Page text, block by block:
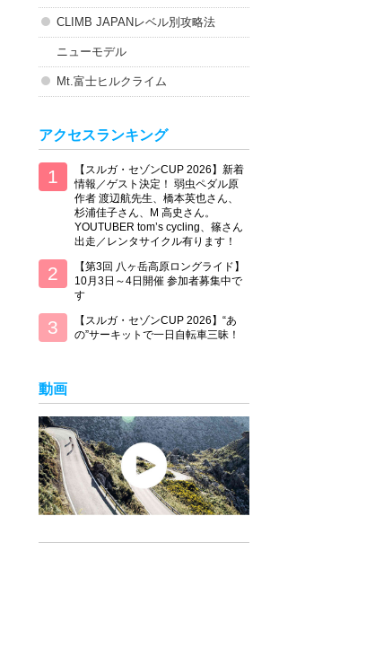
CLIMB JAPANレベル別攻略法
ニューモデル
Mt.富士ヒルクライム
アクセスランキング
【スルガ・セゾンCUP 2026】新着
情報／ゲスト決定！ 弱虫ペダル原
作者 渡辺航先生、橋本英也さん、
杉浦佳子さん、M 高史さん。
YOUTUBER tom’s cycling、篠さん
出走／レンタサイクル有ります！
【第3回 八ヶ岳高原ロングライド】
10月3日～4日開催 参加者募集中で
す
【スルガ・セゾンCUP 2026】“あ
の”サーキットで一日自転車三昧！
動画